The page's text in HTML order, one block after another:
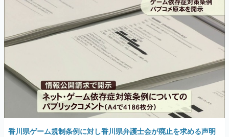
香川県ゲーム規制条例に対し香川県弁護士会が廃止を求める声明